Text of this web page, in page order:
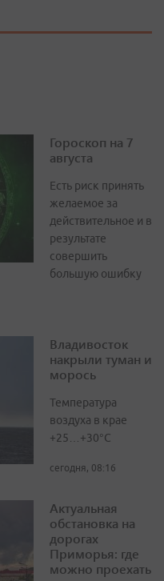
Гороскоп на 7
августа
Есть риск принять
желаемое за
действительное и в
результате
совершить
большую ошибку
Владивосток
накрыли туман и
морось
Температура
воздуха в крае
+25…+30°C
сегодня, 08:16
Актуальная
обстановка на
дорогах
Приморья: где
можно проехать